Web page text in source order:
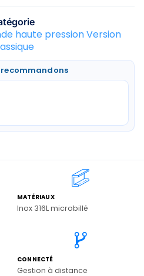
haute pression Version
recommandons
MATÉRIAUX
Inox 316L microbillé
CONNECTÉ
Gestion à distance